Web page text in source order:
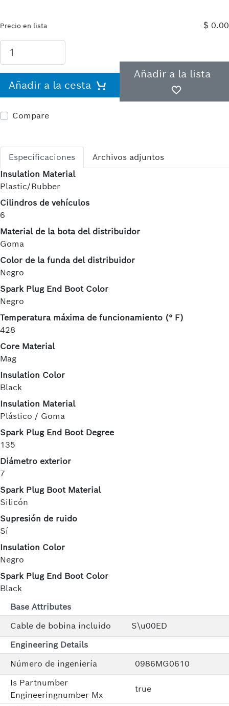
Precio en lista $ 0.00
Añadir a la cesta
Añadir a la lista
Compare
Especificaciones
Archivos adjuntos
Insulation Material
Plastic/Rubber
Cilindros de vehículos
6
Material de la bota del distribuidor
Goma
Color de la funda del distribuidor
Negro
Spark Plug End Boot Color
Negro
Temperatura máxima de funcionamiento (° F)
428
Core Material
Mag
Insulation Color
Black
Insulation Material
Plástico / Goma
Spark Plug End Boot Degree
135
Diámetro exterior
7
Spark Plug Boot Material
Silicón
Supresión de ruido
Sí
Insulation Color
Negro
Spark Plug End Boot Color
Black
Base Attributes
Cable de bobina incluido
S\u00ED
Engineering Details
Número de ingeniería
0986MG0610
Is Partnumber
Engineeringnumber Mx
true